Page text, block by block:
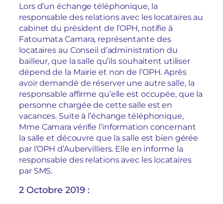
Lors d’un échange téléphonique, la
responsable des relations avec les locataires au
cabinet du président de l’OPH, notifie à
Fatoumata Camara, représentante des
locataires au Conseil d’administration du
bailleur, que la salle qu’ils souhaitent utiliser
dépend de la Mairie et non de l’OPH. Après
avoir demandé de réserver une autre salle, la
responsable affirme qu’elle est occupée, que la
personne chargée de cette salle est en
vacances. Suite à l’échange téléphonique,
Mme Camara vérifie l’information concernant
la salle et découvre que la salle est bien gérée
par l’OPH d’Aubervilliers. Elle en informe la
responsable des relations avec les locataires
par SMS.
2 Octobre 2019 :